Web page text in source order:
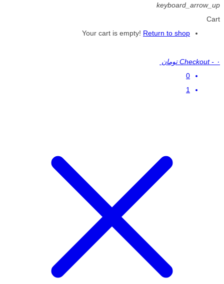
keyboard_arrow_up
Cart
Your cart is empty! Return to shop
Checkout - ۰ تومان
0
1